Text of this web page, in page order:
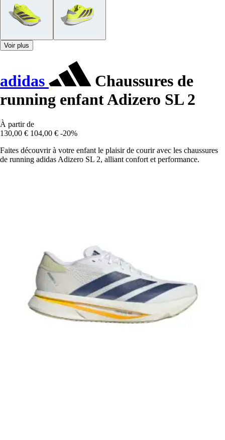
Voir plus
adidas
Chaussures de
running enfant Adizero SL 2
À partir de
130,00 € 104,00 € -20%
Faites découvrir à votre enfant le plaisir de courir avec les chaussures
de running adidas Adizero SL 2, alliant confort et performance.